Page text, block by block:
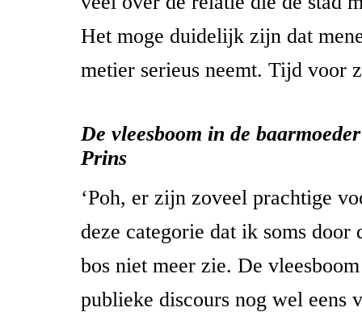
Het moge duidelijk zijn dat
metier serieus neemt. Tijd voor
De vleesboom in de
Prins
‘Poh, er zijn zoveel prachtige
deze categorie dat ik soms door
bos niet meer zie. De
publieke discours nog wel eens